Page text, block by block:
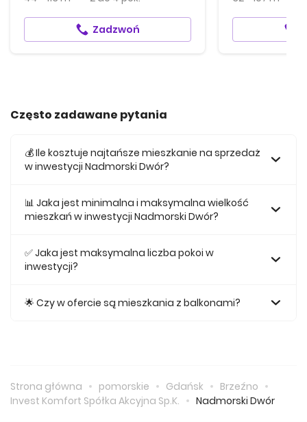
Zadzwoń
Często zadawane pytania
💰 Ile kosztuje najtańsze mieszkanie na sprzedaż
w inwestycji Nadmorski Dwór?
1 136 305 zł.
📊 Jaka jest minimalna i maksymalna wielkość
mieszkań w inwestycji Nadmorski Dwór?
Dwór posiada 114,19, natomiast najmniejsze mieszkanie ma
metraż 40,82.
✅ Jaka jest maksymalna liczba pokoi w
inwestycji?
posiada 4.
🌟 Czy w ofercie są mieszkania z balkonami?
Strona główna pomorskie Gdańsk
Brzeźno
Invest Komfort Spółka Akcyjna Sp.K.
Nadmorski Dwór